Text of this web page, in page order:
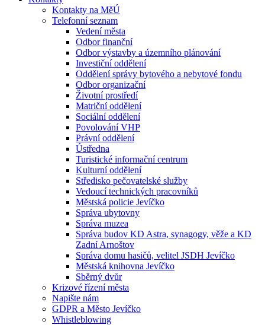
Kontakty na MěÚ
Telefonní seznam
Vedení města
Odbor finanční
Odbor výstavby a územního plánování
Investiční oddělení
Oddělení správy bytového a nebytové fondu
Odbor organizační
Životní prostředí
Matriční oddělení
Sociální oddělení
Povolování VHP
Právní oddělení
Ústředna
Turistické informační centrum
Kulturní oddělení
Středisko pečovatelské služby
Vedoucí technických pracovníků
Městská policie Jevíčko
Správa ubytovny
Správa muzea
Správa budov KD Astra, synagogy, věže a KD
Zadní Arnoštov
Správa domu hasičů, velitel JSDH Jevíčko
Městská knihovna Jevíčko
Sběrný dvůr
Krizové řízení města
Napište nám
GDPR a Město Jevíčko
Whistleblowing